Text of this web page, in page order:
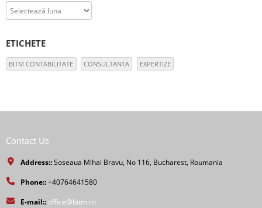
Arhive
ETICHETE
BITM CONTABILITATE CONSULTANTA EXPERTIZE
Contact Us
Address::Soseaua Mihai Bravu, No 116, Bucharest, Roumania
Phone::+40764641580
E-mail:: office@bitm.ro